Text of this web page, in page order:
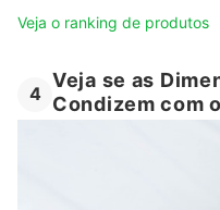
Veja o ranking de produtos
4
Veja se as
Condizem com